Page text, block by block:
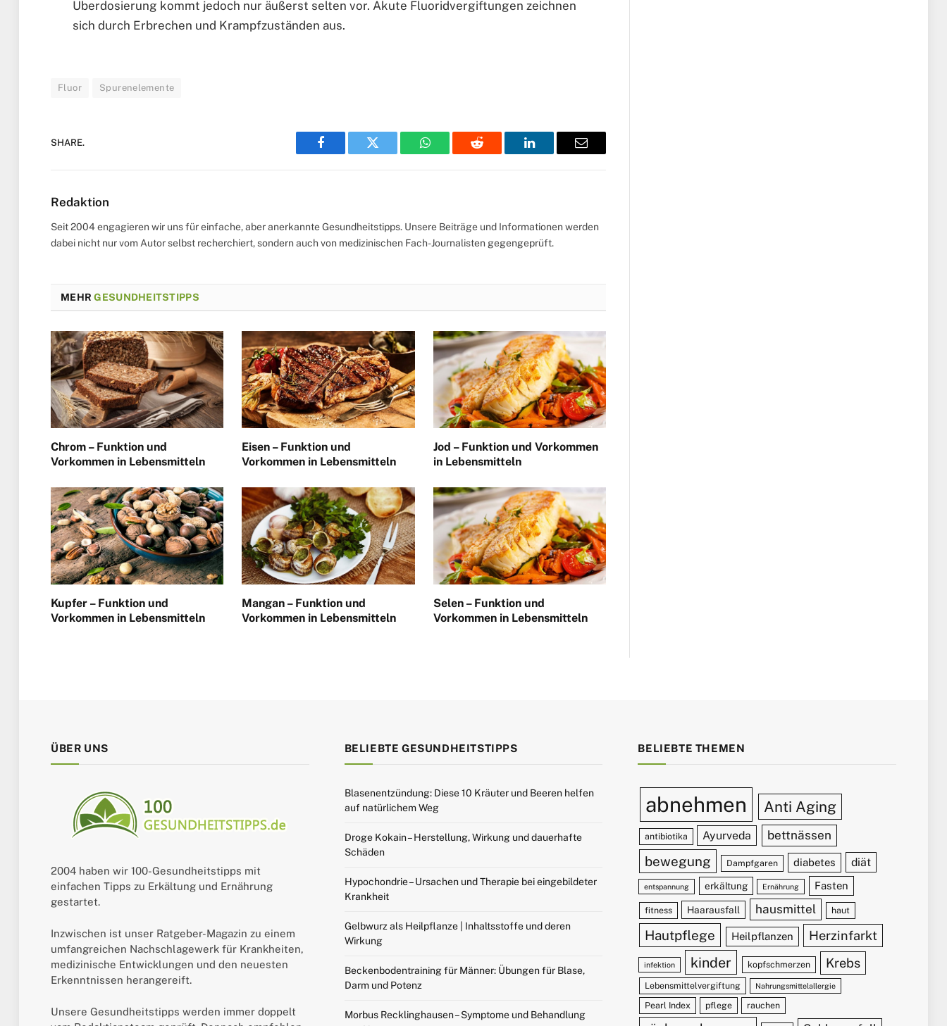
Überdosierung kommt jedoch nur äußerst selten vor. Akute Fluoridvergiftungen zeichnen
sich durch Erbrechen und Krampfzuständen aus.
Fluor Spurenelemente
SHARE.
Facebook Twitter WhatsAppReddit LinkedIn Email
Redaktion
Seit 2004 engagieren wir uns für einfache, aber anerkannte Gesundheitstipps. Unsere Beiträge und Informationen werden
dabei nicht nur vom Autor selbst recherchiert, sondern auch von medizinischen Fach-Journalisten gegengeprüft.
MEHRGESUNDHEITSTIPPS
Chrom – Funktion und
Vorkommen in Lebensmitteln
Eisen – Funktion und
Vorkommen in Lebensmitteln
Jod – Funktion und Vorkommen
in Lebensmitteln
Kupfer – Funktion und
Vorkommen in Lebensmitteln
Mangan – Funktion und
Vorkommen in Lebensmitteln
Selen – Funktion und
Vorkommen in Lebensmitteln
ÜBER UNS
2004 haben wir 100-Gesundheitstipps mit
einfachen Tipps zu Erkältung und Ernährung
gestartet.
Inzwischen ist unser Ratgeber-Magazin zu einem
umfangreichen Nachschlagewerk für Krankheiten,
medizinische Entwicklungen und den neuesten
Erkenntnissen herangereift.
Unsere Gesundheitstipps werden immer doppelt
BELIEBTE GESUNDHEITSTIPPS
Blasenentzündung: Diese 10 Kräuter und Beeren helfen
auf natürlichem Weg
Droge Kokain – Herstellung, Wirkung und dauerhafte
Schäden
Hypochondrie – Ursachen und Therapie bei eingebildeter
Krankheit
Gelbwurz als Heilpflanze | Inhaltsstoffe und deren
Wirkung
Beckenbodentraining für Männer: Übungen für Blase,
Darm und Potenz
Morbus Recklinghausen – Symptome und Behandlung
BELIEBTE THEMEN
abnehmen Anti Aging
antibiotika Ayurveda bettnässen
bewegung Dampfgaren diabetes diät
entspannung erkältung Ernährung Fasten
fitness Haarausfall hausmittel haut
Hautpflege Heilpflanzen Herzinfarkt
infektion kinder kopfschmerzen Krebs
Lebensmittelvergiftung Nahrungsmittelallergie
Pearl Index pflege rauchen